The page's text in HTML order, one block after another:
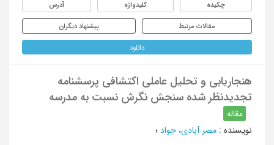
چکیده کلیدواژه آدرس
مقالات مرتبط پیشنهاد دیگران
دانلود
هنجاریابی و تحلیل عاملی اکتشافی پرسشنامه
تجدیدنظر شده سنجش نگرش نسبت به مدرسه
مقاله
نویسنده : مصر آبادی، جواد ؛